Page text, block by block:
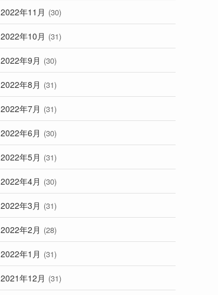
2022年11月 (30)
2022年10月 (31)
2022年9月 (30)
2022年8月 (31)
2022年7月 (31)
2022年6月 (30)
2022年5月 (31)
2022年4月 (30)
2022年3月 (31)
2022年2月 (28)
2022年1月 (31)
2021年12月 (31)